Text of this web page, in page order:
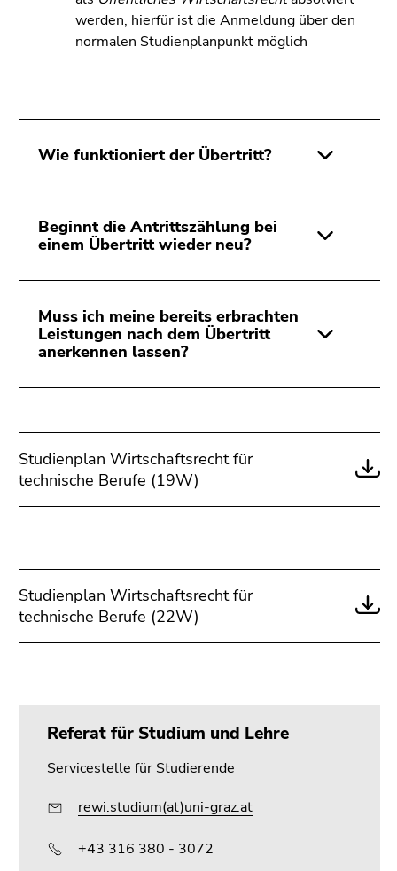
werden, hierfür ist die Anmeldung über den
normalen Studienplanpunkt möglich
Wie funktioniert der Übertritt?
Beginnt die Antrittszählung bei
einem Übertritt wieder neu?
Muss ich meine bereits erbrachten
Leistungen nach dem Übertritt
anerkennen lassen?
Studienplan Wirtschaftsrecht für
technische Berufe (19W)
Studienplan Wirtschaftsrecht für
technische Berufe (22W)
Referat für Studium und Lehre
Servicestelle für Studierende
rewi.studium(at)uni-graz.at
+43 316 380 - 3072